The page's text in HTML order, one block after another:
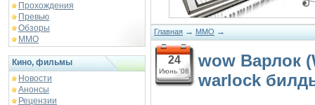
Прохождения
Превью
Обзоры
ММО
Кино, фильмы
Новости
Анонсы
Рецензии
Главная → MMO →
24
Июнь '08
wow Варлок
warlock